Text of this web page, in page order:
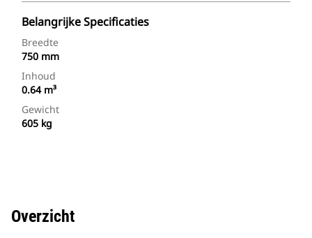
Belangrijke Specificaties
Breedte
750 mm
Inhoud
0.64 m³
Gewicht
605 kg
Overzicht